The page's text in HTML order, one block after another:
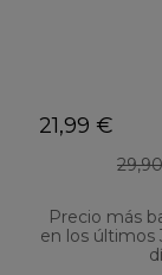
21,99 €
Precio más
en los últimos